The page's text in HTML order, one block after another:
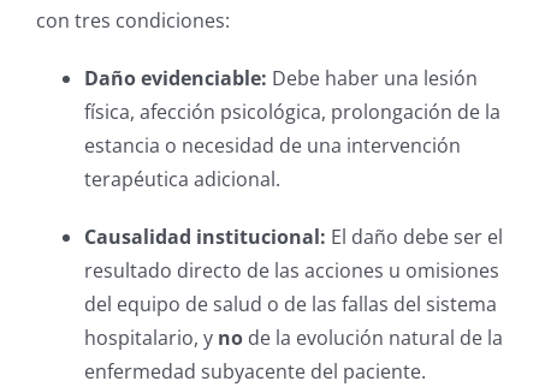
con tres condiciones:
Daño evidenciable: Debe haber una lesión
física, afección psicológica, prolongación de la
estancia o necesidad de una intervención
terapéutica adicional.
Causalidad institucional: El daño debe ser el
resultado directo de las acciones u omisiones
del equipo de salud o de las fallas del sistema
hospitalario, y node la evolución natural de la
enfermedad subyacente del paciente.